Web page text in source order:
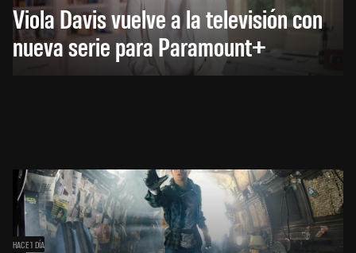
Viola Davis vuelve a la televisión con
nueva serie para Paramount+
HACE 1 DÍA